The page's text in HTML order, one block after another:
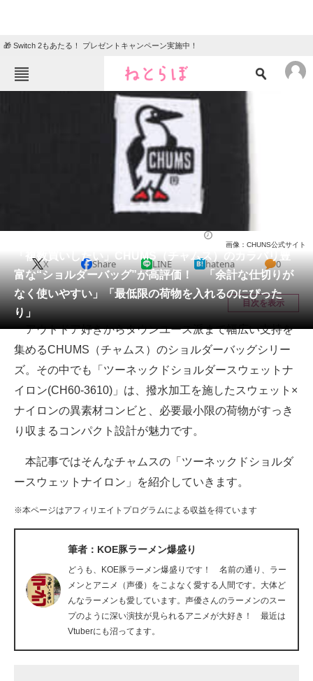
🎁 Switch 2もあたる！ プレゼントキャンペーン実施中！
ニュース
クイズ
地域
教育・育児
メディア
ITの今と未来を見通す
スマホと通信の最新トレンド
進化するPCとデバイスの未来
好きが集まる 比べて選べる
ビジネスと働き方のヒント
経営リーダーのコミュニティ
マーケ×ITの今がよく分かる
ITエンジニア向け専門サイト
「複数買いしたい」CHUMS（チャムス）のカラバリ豊
富な“ショルダーバッグ”が高評価！ 「余計な仕切りが
なく使いやすい」「最低限の荷物を入れるのにぴった
り」
画像：CHUNS公式サイト
X Share LINE hatena 0
目次を表示
アウトドア好きからタウンユース派まで幅広い支持を
集めるCHUMS（チャムス）のショルダーバッグシリー
ズ。その中でも「ツーネックドショルダースウェットナ
イロン(CH60‑3610)」は、撥水加工を施したスウェット×
ナイロンの異素材コンビと、必要最小限の荷物がすっき
り収まるコンパクト設計が魅力です。
本記事ではそんなチャムスの「ツーネックドショルダ
ースウェットナイロン」を紹介していきます。
※本ページはアフィリエイトプログラムによる収益を得ています
筆者：KOE豚ラーメン爆盛り
どうも、KOE豚ラーメン爆盛りです！ 名前の通り、ラー
メンとアニメ（声優）をこよなく愛する人間です。大体ど
んなラーメンも愛しています。声優さんのラーメンのスー
プのように深い演技が見られるアニメが大好き！ 最近は
Vtuberにも沼ってます。